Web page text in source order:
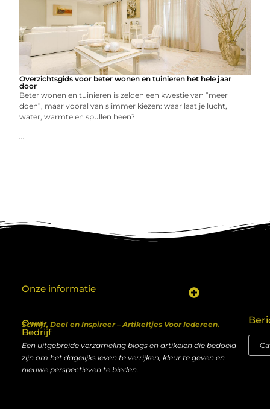
Overzichtsgids voor beter wonen en tuinieren het hele jaar
door
Beter wonen en tuinieren is zelden een kwestie van “meer
doen”, maar vooral van slimmer kiezen: waar laat je lucht,
water, warmte en spullen heen?
...
Over
Bedrijf
Schrijf, Deel en Inspireer – Artikeltjes Voor Iedereen.
Een uitgebreide verzameling blogs en artikelen die bedoeld
zijn om het dagelijks leven te verrijken, kleur te geven en
nieuwe perspectieven te bieden.
Onze informatie